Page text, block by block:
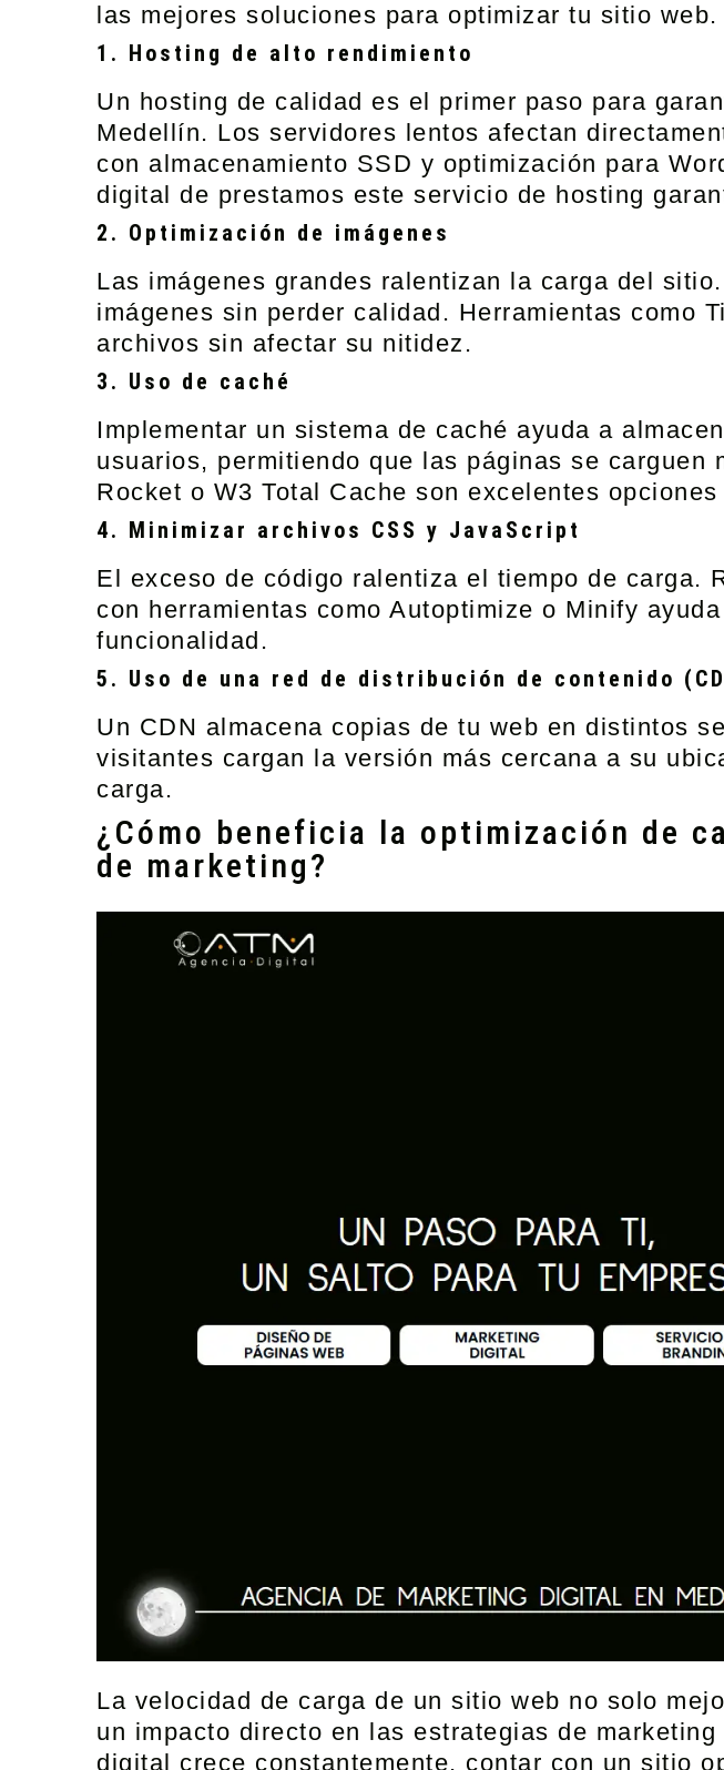
las mejores soluciones para optimizar tu sitio
1. Hosting de alto rendimiento
Un hosting de calidad es el primer paso para
Medellín. Los servidores lentos afectan
con almacenamiento SSD y optimización para
digital de prestamos este servicio de hosting
2. Optimización de imágenes
Las imágenes grandes ralentizan la carga del
imágenes sin perder calidad. Herramientas como
archivos sin afectar su nitidez.
3. Uso de caché
Implementar un sistema de caché ayuda a
usuarios, permitiendo que las páginas se
Rocket o W3 Total Cache son excelentes
4. Minimizar archivos CSS y JavaScript
El exceso de código ralentiza el tiempo de carga.
con herramientas como Autoptimize o Minify
funcionalidad.
5. Uso de una red de distribución de contenido
Un CDN almacena copias de tu web en distintos
visitantes cargan la versión más cercana a su
carga.
¿Cómo beneficia la optimización de
de marketing?
La velocidad de carga de un sitio web no solo
un impacto directo en las estrategias de marketing
digital crece constantemente, contar con un sitio